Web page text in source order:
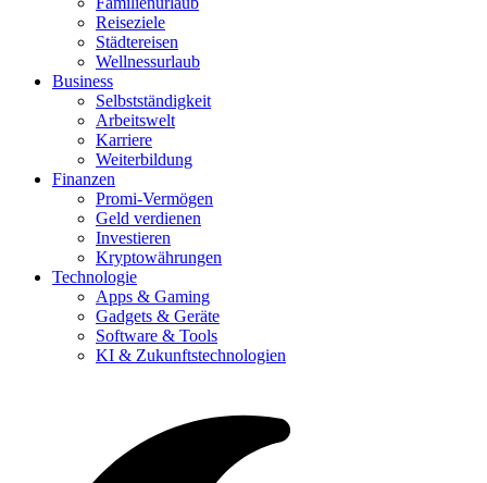
Reiseziele
Städtereisen
Wellnessurlaub
Business
Selbstständigkeit
Arbeitswelt
Karriere
Weiterbildung
Finanzen
Promi-Vermögen
Geld verdienen
Investieren
Kryptowährungen
Technologie
Apps & Gaming
Gadgets & Geräte
Software & Tools
KI & Zukunftstechnologien